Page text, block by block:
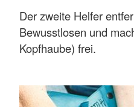
Der zweite Helfer
Bewusstlosen und
Kopfhaube) frei.